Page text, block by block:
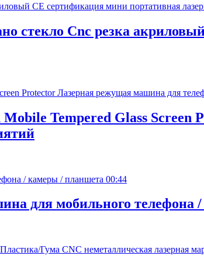
стекло Cnc резка
Tempered Glass
00:44
для мобильного